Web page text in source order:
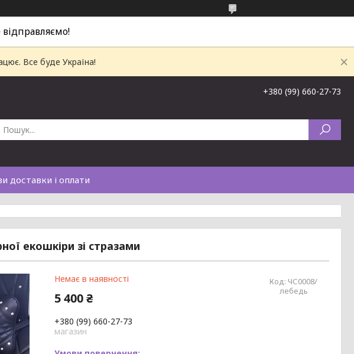
Все буде Україна!
+380 (99) 660-27-73
доставки і оплати
екошкіри зі стразами
Немає в наявності Код: ЧС0008/
лебедь
5 400 ₴
+380 (99) 660-27-73
магазин